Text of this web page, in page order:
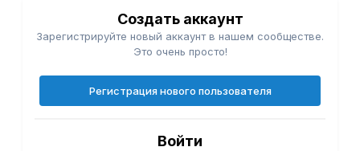
Создать аккаунт
Зарегистрируйте новый аккаунт в нашем сообществе.
Это очень просто!
Регистрация нового пользователя
Войти